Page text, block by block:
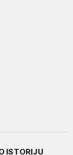
ISTORIJU